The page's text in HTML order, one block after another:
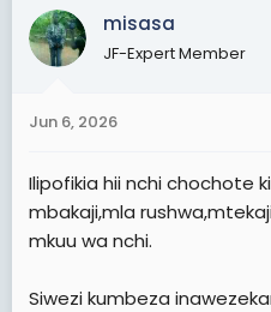
misasa
JF-Expert Member
Jun 6, 2026
Ilipofikia hii nchi chochote
mbakaji,mla
mkuu wa nchi.
Siwezi kumbeza